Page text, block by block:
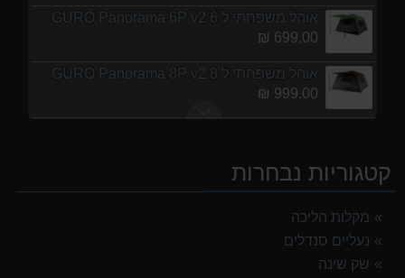
אוהל משפחתי ל 6 GURO Panorama 6P v2
699.00 ₪
אוהל משפחתי ל 8 GURO Panorama 8P v2
999.00 ₪
קטגוריות נבחרות
מקלות הליכה
נעליים סנדלים
שק שינה